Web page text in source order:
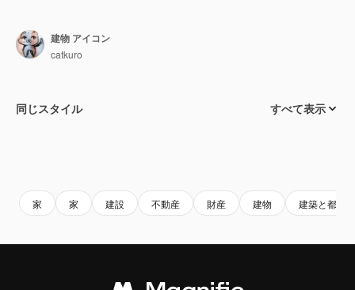
建物 アイコン
catkuro
同じスタイル すべて表示
家 家 建設 不動産 財産 建物 建築と都市